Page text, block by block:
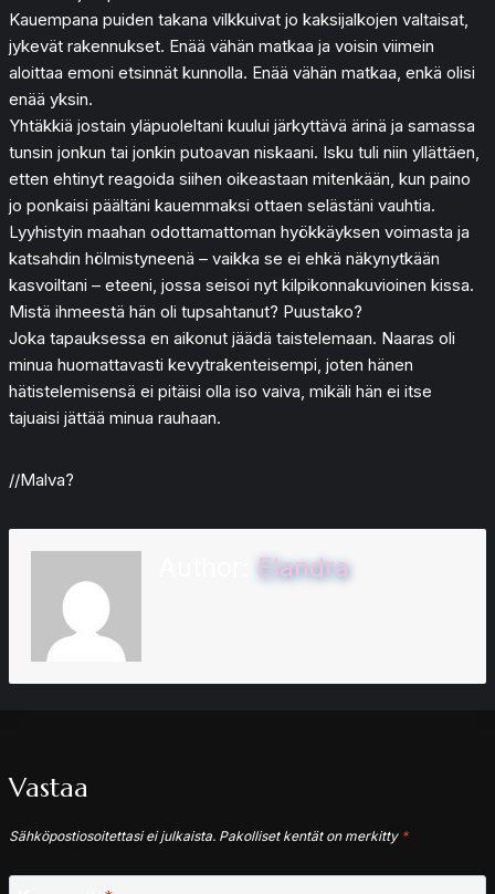
Kauempana puiden takana vilkkuivat jo kaksijalkojen valtaisat,
jykevät rakennukset. Enää vähän matkaa ja voisin viimein
aloittaa emoni etsinnät kunnolla. Enää vähän matkaa, enkä olisi
enää yksin.
Yhtäkkiä jostain yläpuoleltani kuului järkyttävä ärinä ja samassa
tunsin jonkun tai jonkin putoavan niskaani. Isku tuli niin yllättäen,
etten ehtinyt reagoida siihen oikeastaan mitenkään, kun paino
jo ponkaisi päältäni kauemmaksi ottaen selästäni vauhtia.
Lyyhistyin maahan odottamattoman hyökkäyksen voimasta ja
katsahdin hölmistyneenä – vaikka se ei ehkä näkynytkään
kasvoiltani – eteeni, jossa seisoi nyt kilpikonnakuvioinen kissa.
Mistä ihmeestä hän oli tupsahtanut? Puustako?
Joka tapauksessa en aikonut jäädä taistelemaan. Naaras oli
minua huomattavasti kevytrakenteisempi, joten hänen
hätistelemisensä ei pitäisi olla iso vaiva, mikäli hän ei itse
tajuaisi jättää minua rauhaan.
//Malva?
Elandra
Vastaa
Sähköpostiosoitettasi ei julkaista. Pakolliset kentät on merkitty *